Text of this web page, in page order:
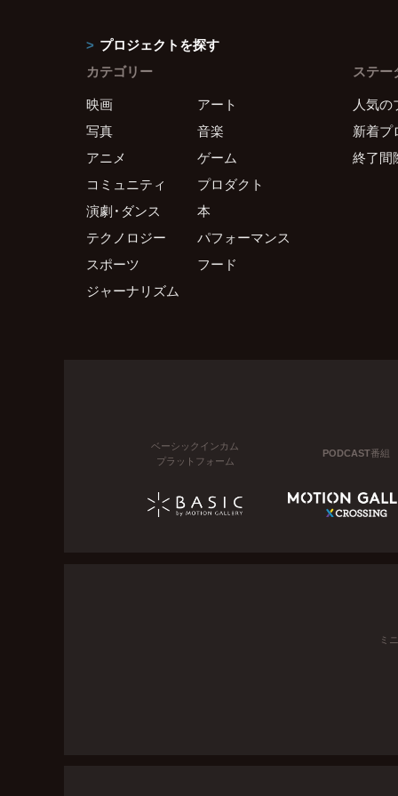
プロジェクトを探す
カテゴリー
映画
アート
写真
音楽
アニメ
ゲーム
コミュニティ
プロダクト
演劇・ダンス
本
テクノロジー
パフォーマンス
スポーツ
フード
ジャーナリズム
ステー
人気の
新着プ
終了間
ベーシックインカム
プラットフォーム
PODCAST番組
ミ